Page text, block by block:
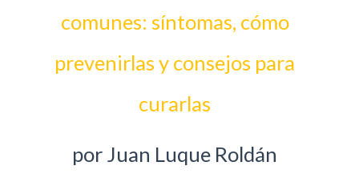
comunes: síntomas, cómo
prevenirlas y consejos para
curarlas
por Juan Luque Roldán